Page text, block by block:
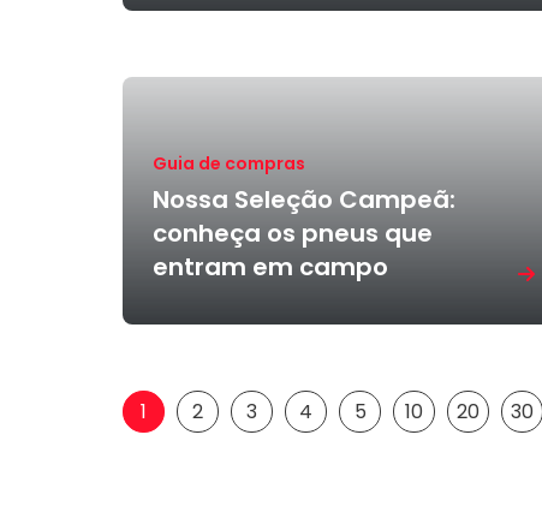
Guia de compras
Nossa Seleção Campeã:
conheça os pneus que
entram em campo
1 2 3 4 5 10 20 30